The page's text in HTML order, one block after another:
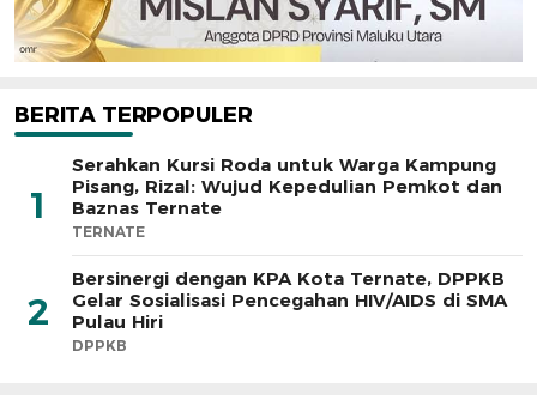
BERITA TERPOPULER
1
Serahkan Kursi Roda untuk Warga Kampung
Pisang, Rizal: Wujud Kepedulian Pemkot dan
Baznas Ternate
TERNATE
2
Bersinergi dengan KPA Kota Ternate, DPPKB
Gelar Sosialisasi Pencegahan HIV/AIDS di SMA
Pulau Hiri
DPPKB